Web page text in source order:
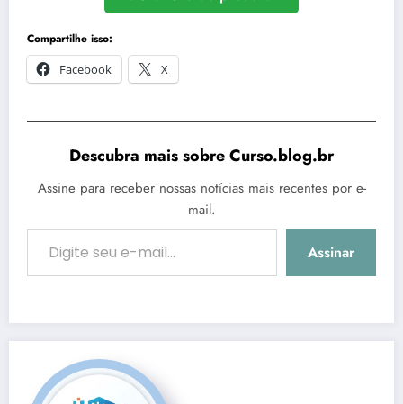
Compartilhe isso:
Facebook
X
Descubra mais sobre Curso.blog.br
Assine para receber nossas notícias mais recentes por e-
mail.
Digite seu e-mail…
Assinar